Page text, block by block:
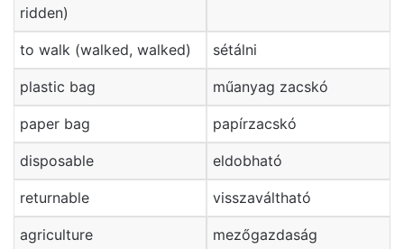
ridden)
to walk (walked, walked) sétálni
plastic bag műanyag zacskó
paper bag papírzacskó
disposable eldobható
returnable visszaváltható
agriculture mezőgazdaság